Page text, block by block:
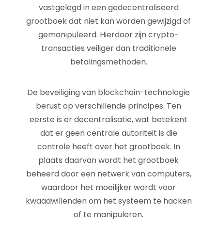
vastgelegd in een gedecentraliseerd
grootboek dat niet kan worden gewijzigd of
gemanipuleerd. Hierdoor zijn crypto-
transacties veiliger dan traditionele
betalingsmethoden.
De beveiliging van blockchain-technologie
berust op verschillende principes. Ten
eerste is er decentralisatie, wat betekent
dat er geen centrale autoriteit is die
controle heeft over het grootboek. In
plaats daarvan wordt het grootboek
beheerd door een netwerk van computers,
waardoor het moeilijker wordt voor
kwaadwillenden om het systeem te hacken
of te manipuleren.